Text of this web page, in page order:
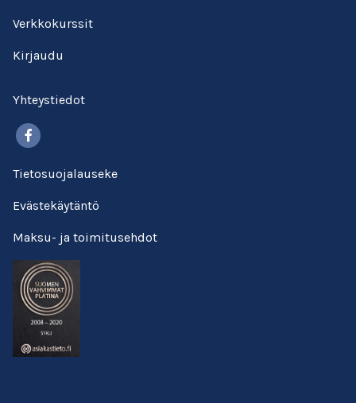
Verkkokurssit
Kirjaudu
Yhteystiedot
Tietosuojalauseke
Evästekäytäntö
Maksu- ja toimitusehdot